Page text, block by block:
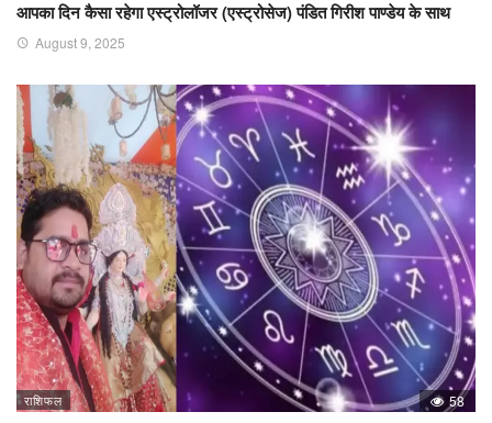
आपका दिन कैसा रहेगा एस्ट्रोलॉजर (एस्ट्रोसेज) पंडित गिरीश पाण्डेय के साथ
August 9, 2025
राशिफल 58